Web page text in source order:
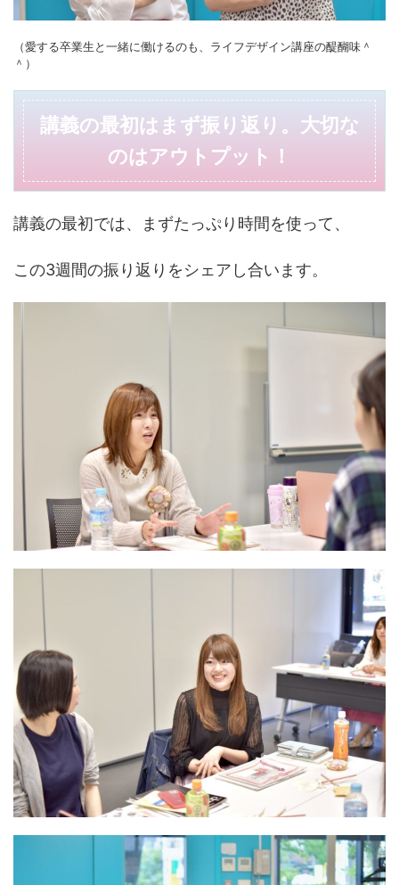
（愛する卒業生と一緒に働けるのも、ライフデザイン講座の醍醐味＾
＾）
講義の最初はまず振り返り。大切な
のはアウトプット！
講義の最初では、まずたっぷり時間を使って、
この3週間の振り返りをシェアし合います。